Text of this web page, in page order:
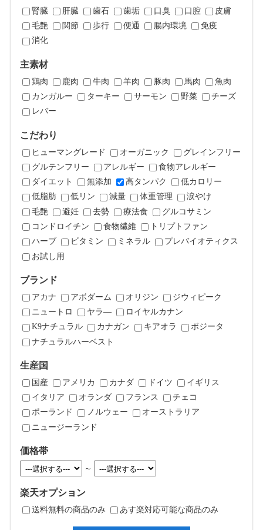
腎臓 肝臓 歯石 歯垢 口臭 口腔
皮膚
毛艶
関節 歩行 便通 腸内環境
免疫
消化
主素材
鶏肉 鹿肉 牛肉 羊肉 豚肉 馬肉
魚肉
カンガルー
ターキー サーモン 野菜
チーズ
レバー
こだわり
ヒューマングレード オーガニック
グレインフリー
グルテンフリー
アレルギー
食物アレルギー
ダイエット
無添加 高タンパク
低カロリー
低脂肪
低リン 減量 体重管理
涙やけ
毛艶
避妊 去勢 療法食
グルコサミン
コンドロイチン
食物繊維
トリプトファン
ハーブ
ビタミン ミネラル
プレバイオティクス
お試し用
ブランド
アカナ アボダーム オリジン
ジウィピーク
ニュートロ
ヤラ―
ロイヤルカナン
K9ナチュラル
カナガン キアオラ
ボジータ
ナチュラルハーベスト
生産国
国産 アメリカ カナダ ドイツ
イギリス
イタリア
オランダ フランス
チェコ
ポーランド
ノルウェー
オーストラリア
ニュージーランド
価格帯
～
楽天オプション
送料無料の商品のみ あす楽対応可能な商品のみ